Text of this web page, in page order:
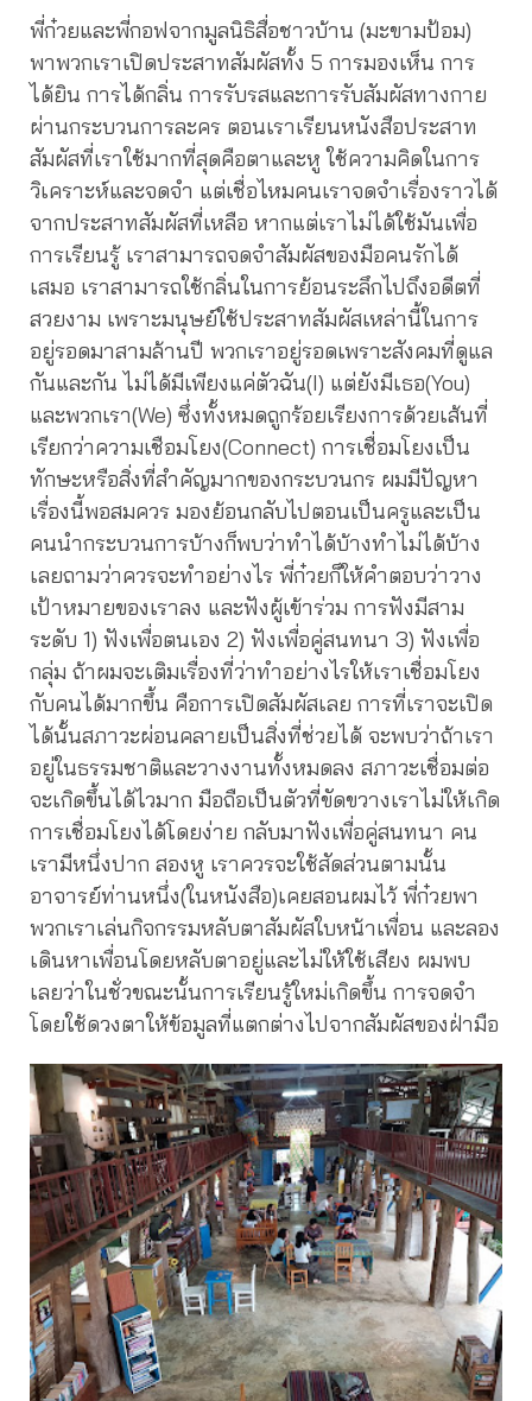
พี่ก๋วยและพี่กอฟจากมูลนิธิสื่อชาวบ้าน (มะขามป้อม)
พาพวกเราเปิดประสาทสัมผัสทั้ง 5 การมองเห็น การ
ได้ยิน การได้กลิ่น การรับรสและการรับสัมผัสทางกาย
ผ่านกระบวนการละคร ตอนเราเรียนหนังสือประสาท
สัมผัสที่เราใช้มากที่สุดคือตาและหู ใช้ความคิดในการ
วิเคราะห์และจดจำ แต่เชื่อไหมคนเราจดจำเรื่องราวได้
จากประสาทสัมผัสที่เหลือ หากแต่เราไม่ได้ใช้มันเพื่อ
การเรียนรู้ เราสามารถจดจำสัมผัสของมือคนรักได้
เสมอ เราสามารถใช้กลิ่นในการย้อนระลึกไปถึงอดีตที่
สวยงาม เพราะมนุษย์ใช้ประสาทสัมผัสเหล่านี้ในการ
อยู่รอดมาสามล้านปี พวกเราอยู่รอดเพราะสังคมที่ดูแล
กันและกัน ไม่ได้มีเพียงแค่ตัวฉัน(I) แต่ยังมีเธอ(You)
และพวกเรา(We) ซึ่งทั้งหมดถูกร้อยเรียงการด้วยเส้นที่
เรียกว่าความเชือมโยง(Connect) การเชื่อมโยงเป็น
ทักษะหรือสิ่งที่สำคัญมากของกระบวนกร ผมมีปัญหา
เรื่องนี้พอสมควร มองย้อนกลับไปตอนเป็นครูและเป็น
คนนำกระบวนการบ้างก็พบว่าทำได้บ้างทำไม่ได้บ้าง
เลยถามว่าควรจะทำอย่างไร พี่ก๋วยก็ให้คำตอบว่าวาง
เป้าหมายของเราลง และฟังผู้เข้าร่วม การฟังมีสาม
ระดับ 1) ฟังเพื่อตนเอง 2) ฟังเพื่อคู่สนทนา 3) ฟังเพื่อ
กลุ่ม ถ้าผมจะเติมเรื่องที่ว่าทำอย่างไรให้เราเชื่อมโยง
กับคนได้มากขึ้น คือการเปิดสัมผัสเลย การที่เราจะเปิด
ได้นั้นสภาวะผ่อนคลายเป็นสิ่งที่ช่วยได้ จะพบว่าถ้าเรา
อยู่ในธรรมชาติและวางงานทั้งหมดลง สภาวะเชื่อมต่อ
จะเกิดขึ้นได้ไวมาก มือถือเป็นตัวที่ขัดขวางเราไม่ให้เกิด
การเชื่อมโยงได้โดยง่าย กลับมาฟังเพื่อคู่สนทนา คน
เรามีหนึ่งปาก สองหู เราควรจะใช้สัดส่วนตามนั้น
อาจารย์ท่านหนึ่ง(ในหนังสือ)เคยสอนผมไว้ พี่ก๋วยพา
พวกเราเล่นกิจกรรมหลับตาสัมผัสใบหน้าเพื่อน และลอง
เดินหาเพื่อนโดยหลับตาอยู่และไม่ให้ใช้เสียง ผมพบ
เลยว่าในชั่วขณะนั้นการเรียนรู้ใหม่เกิดขึ้น การจดจำ
โดยใช้ดวงตาให้ข้อมูลที่แตกต่างไปจากสัมผัสของฝ่ามือ